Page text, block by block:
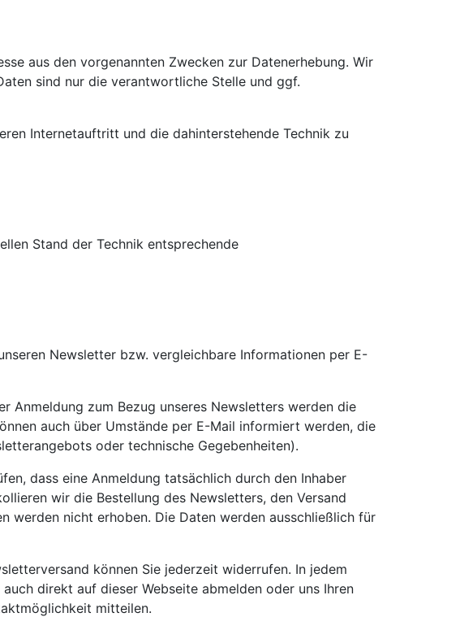
aus den vorgenannten Zwecken zur Datenerhebung. Wir
sind nur die verantwortliche Stelle und ggf.
Internetauftritt und die dahinterstehende Technik zu
Stand der Technik entsprechende
Newsletter bzw. vergleichbare Informationen per E-
Anmeldung zum Bezug unseres Newsletters werden die
auch über Umstände per E-Mail informiert werden, die
oder technische Gegebenheiten).
dass eine Anmeldung tatsächlich durch den Inhaber
wir die Bestellung des Newsletters, den Versand
werden nicht erhoben. Die Daten werden ausschließlich für
können Sie jederzeit widerrufen. In jedem
direkt auf dieser Webseite abmelden oder uns Ihren
mitteilen.